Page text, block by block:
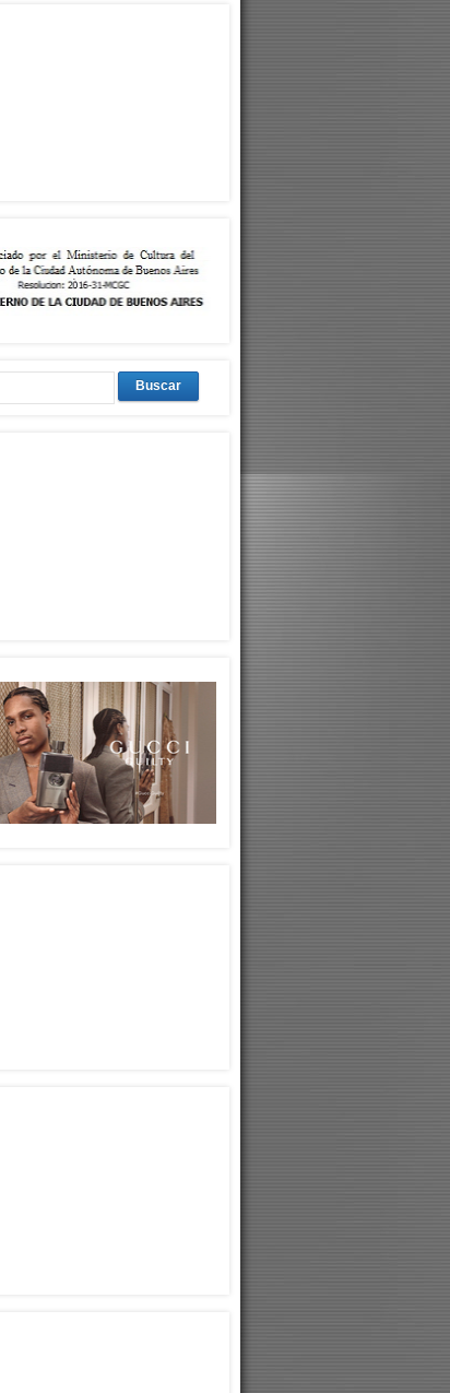
Buscar